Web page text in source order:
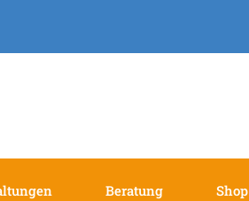
Beratung Shop